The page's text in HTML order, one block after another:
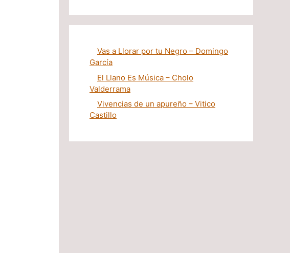
Vas a Llorar por tu Negro – Domingo
García
El Llano Es Música – Cholo
Valderrama
Vivencias de un apureño – Vitico
Castillo